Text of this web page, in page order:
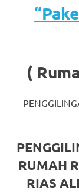
https://
learn
https://
go
(
RUMAH
RIAS